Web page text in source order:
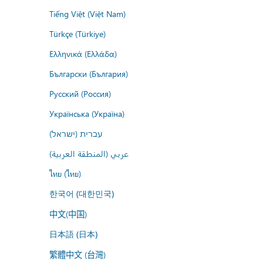
Tiếng Việt (Việt Nam)
Türkçe (Türkiye)
Ελληνικά (Ελλάδα)
Български (България)
Русский (Россия)
Українська (Україна)
עברית (ישראל)
عربي (المنطقة العربية)
ไทย (ไทย)
한국어 (대한민국)
中文(中国)
日本語 (日本)
繁體中文 (台灣)